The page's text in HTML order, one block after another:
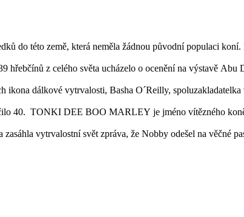
do této země, která neměla žádnou původní populaci
hřebčínů z celého světa ucházelo o ocenění na výstavě Abu
ikona dálkové vytrvalosti, Basha O´Reilly,
40. TONKI DEE BOO MARLEY je jméno vítězného
vytrvalostní svět zpráva, že Nobby odešel na věčné